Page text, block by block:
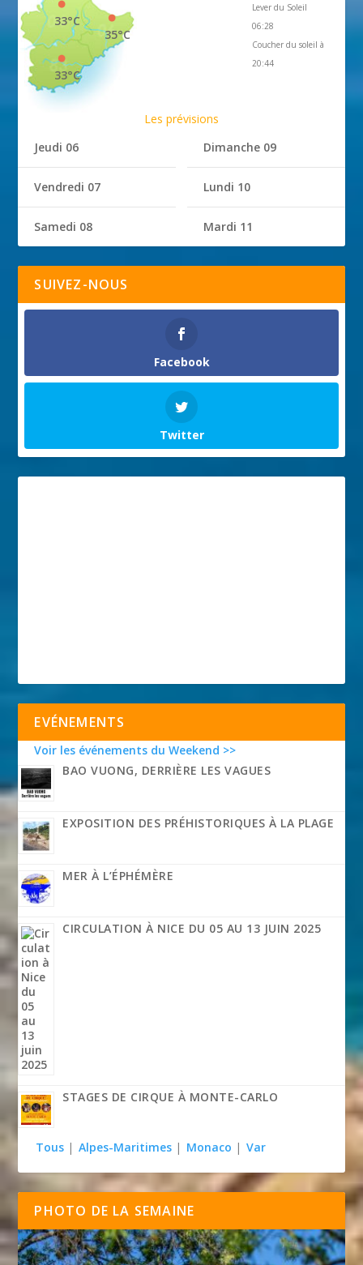
35°C
33°C
33°C
Lever du Soleil
06:28
Coucher du soleil à
20:44
Les prévisions
Jeudi 06
Vendredi 07
Samedi 08
Dimanche 09
Lundi 10
Mardi 11
SUIVEZ-NOUS
Facebook
Twitter
EVÉNEMENTS
Voir les événements du Weekend >>
BAO VUONG, DERRIÈRE LES VAGUES
EXPOSITION DES PRÉHISTORIQUES À LA PLAGE
MER À L’ÉPHÉMÈRE
CIRCULATION À NICE DU 05 AU 13 JUIN 2025
STAGES DE CIRQUE À MONTE-CARLO
Tous | Alpes-Maritimes | Monaco | Var
PHOTO DE LA SEMAINE